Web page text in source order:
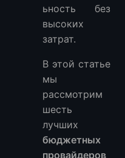
ьность без
высоких
затрат.
В этой статье
мы
рассмотрим
шесть
лучших
бюджетных
провайдеров